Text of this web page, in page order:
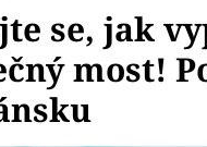
se, jak
most!